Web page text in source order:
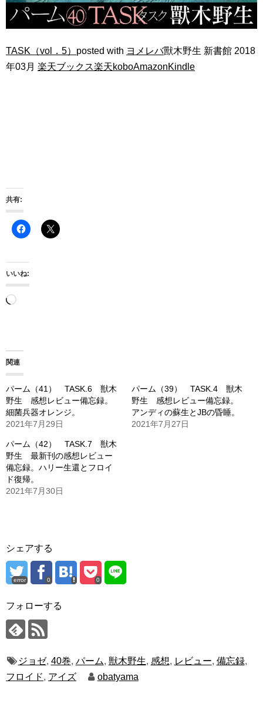
TASK（vol．5） posted with ヨメレバ獸木野生 新書館 2018
年03月 楽天ブックス楽天koboAmazonKindle
共有:
いいね:
読
み
中…
関連
パーム（41） TASK.6 獣木
野生 感想レビュー備忘録。
細菌兵器オレンジ。
2021年7月29日
パーム（39） TASK.4 獣木
野生 感想レビュー備忘録。
アンディの蘇生とJBの昏睡。
2021年7月27日
パーム（42） TASK.7 獣木
野生 最新刊の感想レビュー
備忘録。ハリー生還とフロイ
ド復帰。
2021年7月30日
シェアする
error 0 0
フォローする
ジョゼ, 40巻, パーム, 獣木野生, 感想, レビュー, 備忘録,
フロイド, アイズ obatyama